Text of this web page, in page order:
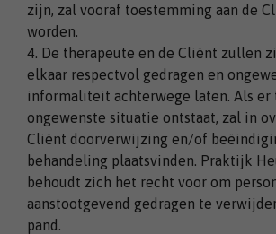
zijn, zal vooraf toestemming aan de
worden.
4. De therapeute en de Cliënt zullen
elkaar respectvol gedragen en
informaliteit achterwege laten. Als er
ongewenste situatie ontstaat, zal in
Cliënt doorverwijzing en/of
behandeling plaatsvinden. Praktijk
behoudt zich het recht voor om
aanstootgevend gedragen te
pand.